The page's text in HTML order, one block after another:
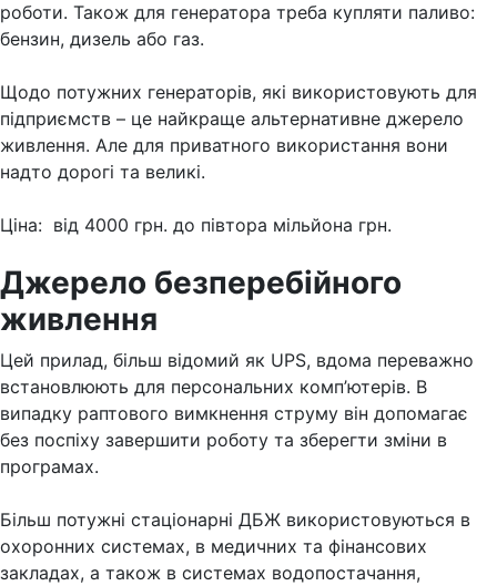
роботи. Також для генератора треба купляти паливо:
бензин, дизель або газ.
Щодо потужних генераторів, які використовують для
підприємств – це найкраще альтернативне джерело
живлення. Але для приватного використання вони
надто дорогі та великі.
Ціна: від 4000 грн. до півтора мільйона грн.
Джерело безперебійного
живлення
Цей прилад, більш відомий як UPS, вдома переважно
встановлюють для персональних комп’ютерів. В
випадку раптового вимкнення струму він допомагає
без поспіху завершити роботу та зберегти зміни в
програмах.
Більш потужні стаціонарні ДБЖ використовуються в
охоронних системах, в медичних та фінансових
закладах, а також в системах водопостачання,